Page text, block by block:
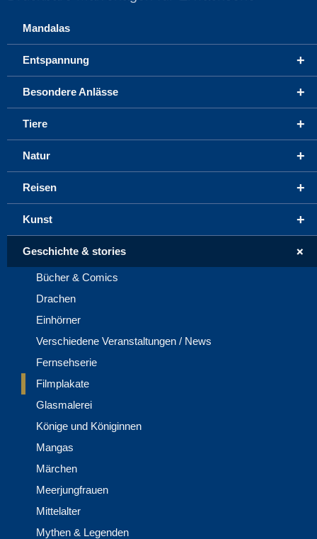
Mandalas
+
Entspannung
+
Besondere Anlässe
+
Tiere
+
Natur
+
Reisen
+
Kunst
+
Geschichte & stories
Bücher & Comics
Drachen
Einhörner
Verschiedene Veranstaltungen / News
Fernsehserie
Filmplakate
Glasmalerei
Könige und Königinnen
Mangas
Märchen
Meerjungfrauen
Mittelalter
Mythen & Legenden